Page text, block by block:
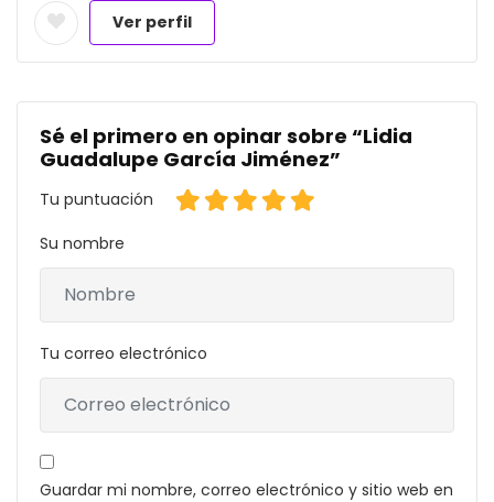
Ver perfil
Sé el primero en opinar sobre “Lidia
Guadalupe García Jiménez”
Tu puntuación
Su nombre
Tu correo electrónico
Guardar mi nombre, correo electrónico y sitio web en